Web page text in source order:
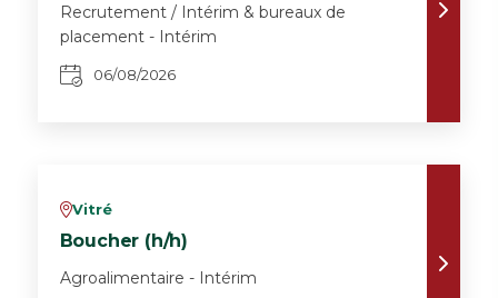
Recrutement / Intérim & bureaux de
placement - Intérim
06/08/2026
vVitré
Boucher (h/h)
Agroalimentaire - Intérim